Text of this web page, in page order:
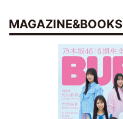
MAGAZINE&BOOKS